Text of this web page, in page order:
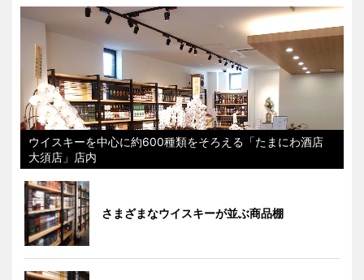
ウイスキーを中心に約600種類をそろえる「たまにわ酒店
大須店」店内
さまざまなウイスキーが並ぶ商品棚